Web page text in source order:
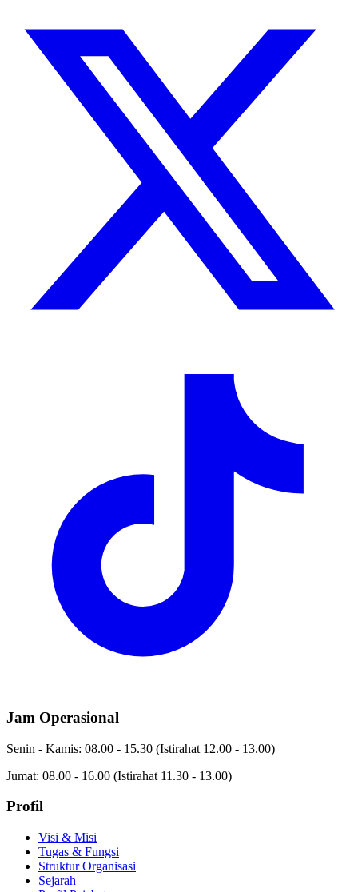
Jam Operasional
Senin - Kamis: 08.00 - 15.30 (Istirahat 12.00 - 13.00)
Jumat: 08.00 - 16.00 (Istirahat 11.30 - 13.00)
Profil
Visi & Misi
Tugas & Fungsi
Struktur Organisasi
Sejarah